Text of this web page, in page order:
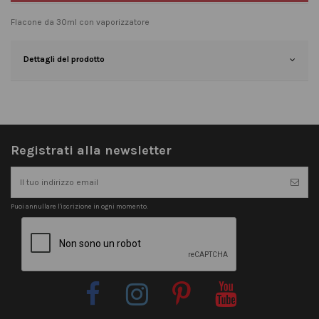
Flacone da 30ml con vaporizzatore
Dettagli del prodotto
Registrati alla newsletter
Puoi annullare l'iscrizione in ogni momento.